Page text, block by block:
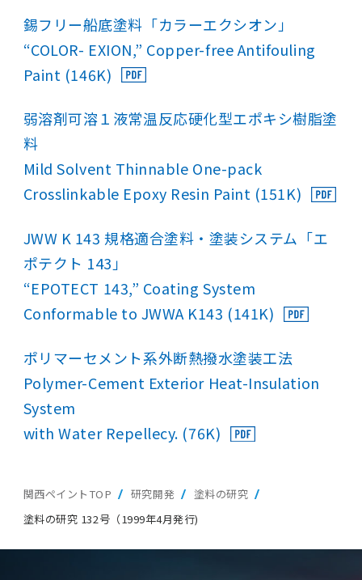
錫フリー船底塗料「カラーエクシオン」
“COLOR- EXION,” Copper-free Antifouling
Paint (146K)
弱溶剤可溶１液常温反応硬化型エポキシ樹脂塗
料
Mild Solvent Thinnable One-pack
Crosslinkable Epoxy Resin Paint (151K)
JWW K 143 規格適合塗料・塗装システム「エ
ポテクト 143」
“EPOTECT 143,” Coating System
Conformable to JWWA K143 (141K)
ポリマーセメント系外断熱撥水塗装工法
Polymer-Cement Exterior Heat-Insulation
System
with Water Repellecy. (76K)
関西ペイントTOP 研究開発
塗料の研究
塗料の研究 132号（1999年4月発行)